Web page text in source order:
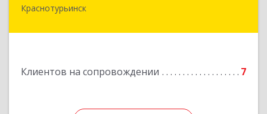
Краснотурьинск
Клиентов на сопровождении 7